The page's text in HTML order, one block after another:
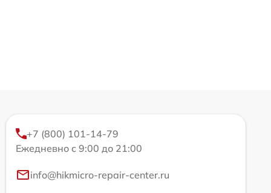
+7 (800) 101-14-79
Ежедневно с 9:00 до 21:00
info@hikmicro-repair-center.ru